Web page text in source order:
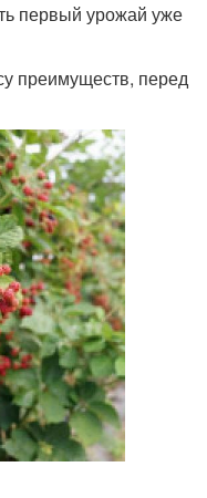
первый урожай уже
преимуществ, перед